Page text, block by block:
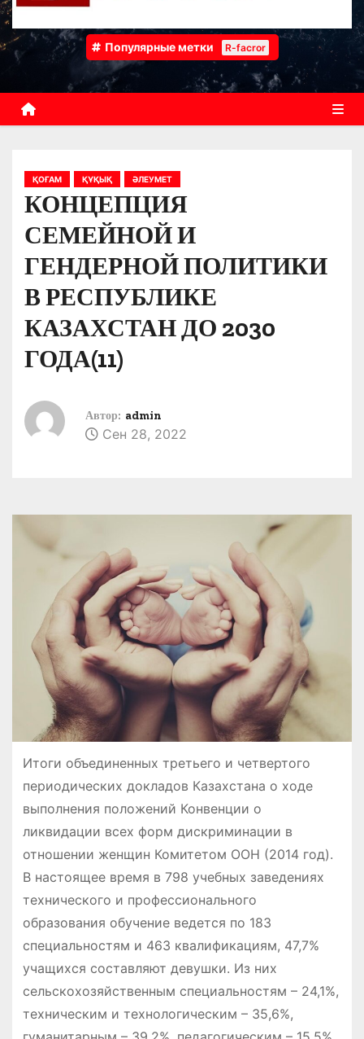
Популярные метки R-facror
ҚОҒАМ ҚҰҚЫҚ ӘЛЕУМЕТ
КОНЦЕПЦИЯ
СЕМЕЙНОЙ И
ГЕНДЕРНОЙ ПОЛИТИКИ
В РЕСПУБЛИКЕ
КАЗАХСТАН ДО 2030
ГОДА(11)
Автор: admin
Сен 28, 2022
Итоги объединенных третьего и четвертого
периодических докладов Казахстана о ходе
выполнения положений Конвенции о
ликвидации всех форм дискриминации в
отношении женщин Комитетом ООН (2014 год).
В настоящее время в 798 учебных заведениях
технического и профессионального
образования обучение ведется по 183
специальностям и 463 квалификациям, 47,7%
учащихся составляют девушки. Из них
сельскохозяйственным специальностям – 24,1%,
техническим и технологическим – 35,6%,